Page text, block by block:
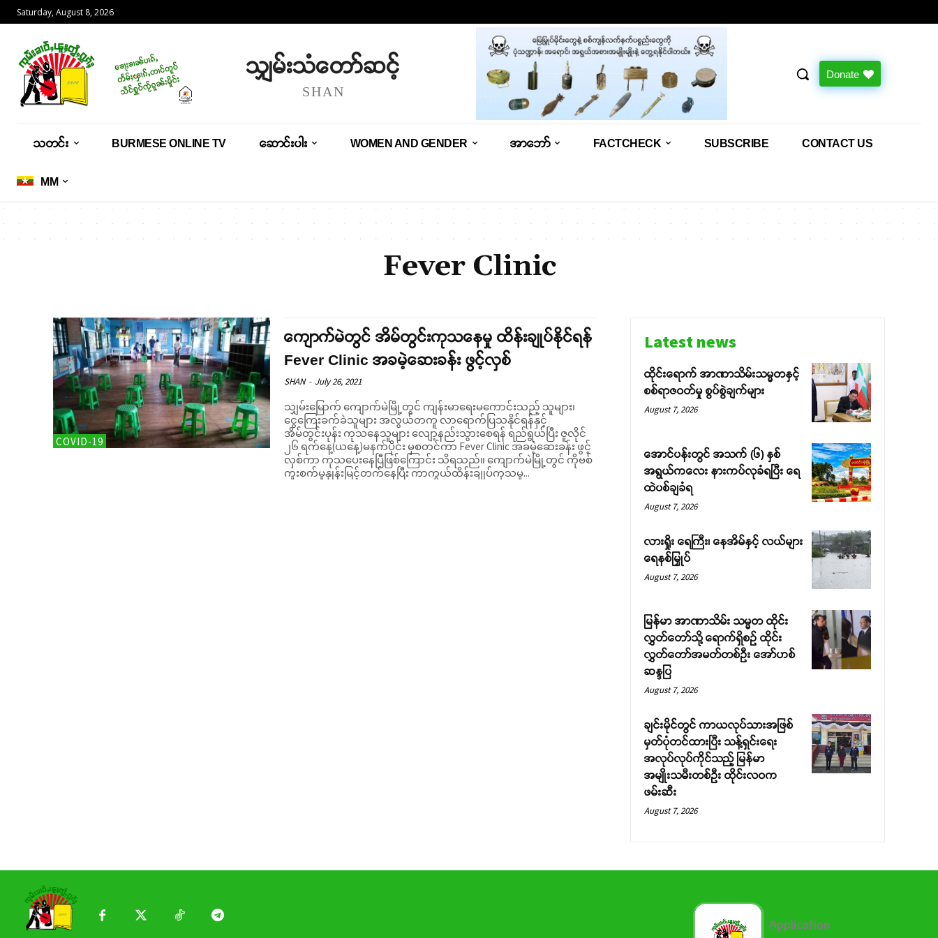
Saturday, August 8, 2026
သျှမ်းသံတော်ဆင့်
SHAN
Donate
သတင်း BURMESE ONLINE TV ဆောင်းပါး WOMEN AND GENDER အာဘော် FACTCHECK SUBSCRIBE CONTACT US
MM
Fever Clinic
COVID-19
ကျောက်မဲတွင် အိမ်တွင်းကုသနေမှု ထိန်းချုပ်နိုင်ရန်
Fever Clinic အခမဲ့ဆေးခန်း ဖွင့်လှစ်
SHAN - July 26, 2021
သျှမ်းမြောက် ကျောက်မဲမြို့တွင် ကျန်းမာရေးမကောင်းသည့် သူများ၊
ငွေကြေးခက်ခဲသူများ အလွယ်တကူ လာရောက်ပြသနိုင်ရန်နှင့်
အိမ်တွင်းပုန်း ကုသနေသူများ လျော့နည်းသွားစေရန် ရည်ရွယ်ပြီး ဇူလိုင်
၂၆ ရက်နေ့(ယနေ့)မနက်ပိုင်း မှစတင်ကာ Fever Clinic အခမဲ့ဆေးခန်း ဖွင့်
လှစ်ကာ ကုသပေးနေပြီဖြစ်ကြောင်း သိရသည်။ ကျောက်မဲမြို့တွင် ကိုဗစ်
ကူးစက်မှုနှုန်းမြင့်တက်နေပြီး ကာကွယ်ထိန်းချုပ်ကုသမှု...
Latest news
ထိုင်းရောက် အာဏာသိမ်းသမ္မတနှင့်
စစ်ရာဇဝတ်မှု စွပ်စွဲချက်များ
August 7, 2026
အောင်ပန်းတွင် အသက် (၆) နှစ်
အရွယ်ကလေး နားကပ်လုခံရပြီး ရေ
ထဲပစ်ချခံရ
August 7, 2026
လားရှိုး ရေကြီး၊ နေအိမ်နှင့် လယ်များ
ရေနစ်မြှုပ်
August 7, 2026
မြန်မာ အာဏာသိမ်း သမ္မတ ထိုင်း
လွှတ်တော်သို့ ရောက်ရှိစဉ် ထိုင်း
လွှတ်တော်အမတ်တစ်ဦး အော်ဟစ်
ဆန္ဒပြ
August 7, 2026
ချင်းမိုင်တွင် ကာယလုပ်သားအဖြစ်
မှတ်ပုံတင်ထားပြီး သန့်ရှင်းရေး
အလုပ်လုပ်ကိုင်သည့် မြန်မာ
အမျိုးသမီးတစ်ဦး ထိုင်းလဝက
ဖမ်းဆီး
August 7, 2026